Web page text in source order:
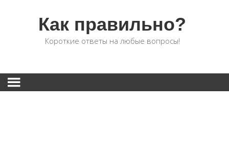
Как правильно?
Короткие ответы на любые вопросы!